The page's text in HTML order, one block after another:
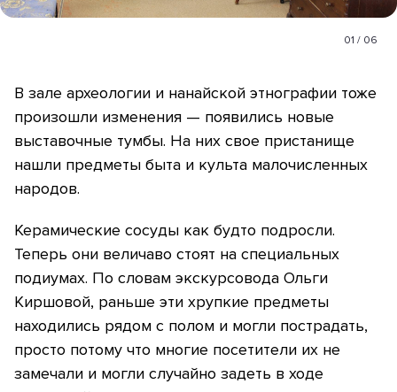
01 / 06
В зале археологии и нанайской этнографии тоже
произошли изменения — появились новые
выставочные тумбы. На них свое пристанище
нашли предметы быта и культа малочисленных
народов.
Керамические сосуды как будто подросли.
Теперь они величаво стоят на специальных
подиумах. По словам экскурсовода Ольги
Киршовой, раньше эти хрупкие предметы
находились рядом с полом и могли пострадать,
просто потому что многие посетители их не
замечали и могли случайно задеть в ходе